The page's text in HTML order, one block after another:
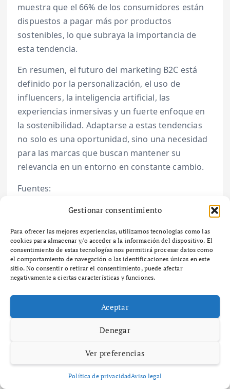
Gestionar consentimiento
Para ofrecer las mejores experiencias, utilizamos tecnologías como las
cookies para almacenar y/o acceder a la información del dispositivo. El
consentimiento de estas tecnologías nos permitirá procesar datos como
el comportamiento de navegación o las identificaciones únicas en este
sitio. No consentir o retirar el consentimiento, puede afectar
negativamente a ciertas características y funciones.
Aceptar
Denegar
Ver preferencias
Política de privacidadAviso legal
muestra que el 66% de los consumidores están
dispuestos a pagar más por productos
sostenibles, lo que subraya la importancia de
esta tendencia.
En resumen, el futuro del marketing B2C está
definido por la personalización, el uso de
influencers, la inteligencia artificial, las
experiencias inmersivas y un fuerte enfoque en
la sostenibilidad. Adaptarse a estas tendencias
no solo es una oportunidad, sino una necesidad
para las marcas que buscan mantener su
relevancia en un entorno en constante cambio.
Fuentes:
– Salesforce